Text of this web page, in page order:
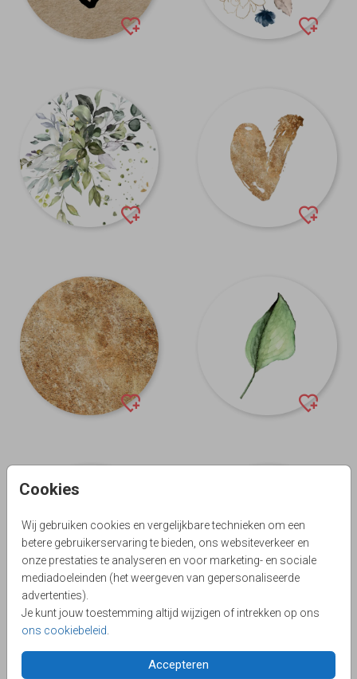
Cookies
Wij gebruiken cookies en vergelijkbare technieken om een
betere gebruikerservaring te bieden, ons websiteverkeer en
onze prestaties te analyseren en voor marketing- en sociale
mediadoeleinden (het weergeven van gepersonaliseerde
advertenties).
Je kunt jouw toestemming altijd wijzigen of intrekken op ons
ons cookiebeleid
Accepteren